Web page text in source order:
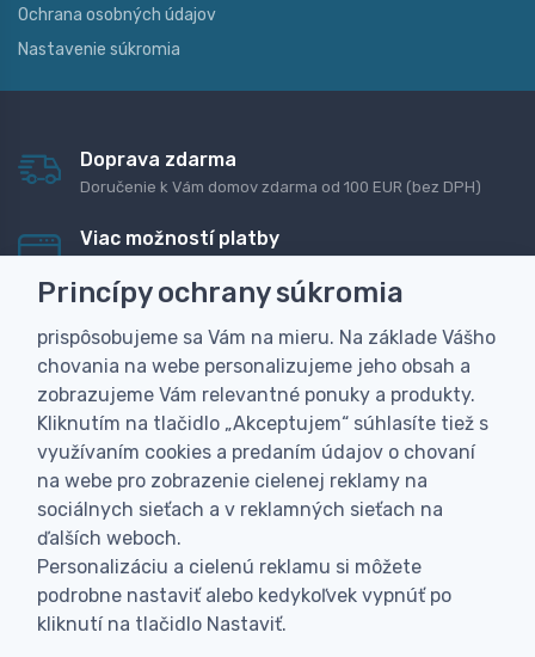
Ochrana osobných údajov
Nastavenie súkromia
Doprava zdarma
Doručenie k Vám domov zdarma od 100 EUR (bez DPH)
Viac možností platby
dobierku
Personalizácia
Vyrobíme Vám vlastný originálny darček
Skúsenosť
Široký sortiment, z ktorého Vám pomôžeme vybrať
Princípy ochrany súkromia
prispôsobujeme sa Vám na mieru. Na základe Vášho
chovania na webe personalizujeme jeho obsah a
zobrazujeme Vám relevantné ponuky a produkty.
Kliknutím na tlačidlo „Akceptujem“ súhlasíte tiež s
využívaním cookies a predaním údajov o chovaní
na webe pro zobrazenie cielenej reklamy na
sociálnych sieťach a v reklamných sieťach na
ďalších weboch.
Personalizáciu a cielenú reklamu si môžete
podrobne nastaviť alebo kedykoľvek vypnúť po
kliknutí na tlačidlo Nastaviť.